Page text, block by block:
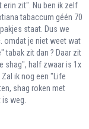
zit". Nu ben ik zelf
tabaccum géén 70
staat. Dus we
omdat je niet weet wat
tabak zit dan ? Daar zit
shag", half zwaar is 1x
ik nog een "Life
shag roken met
is weg.